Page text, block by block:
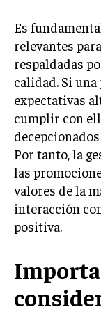
NEGOCIOS
E-COMMERCE
PRECIOS
GESTIÓN
Es
relevantes
respaldadas
calidad. Si
expectativas
cumplir con
Por tanto, la
las
valores de la
interacción
positiva.